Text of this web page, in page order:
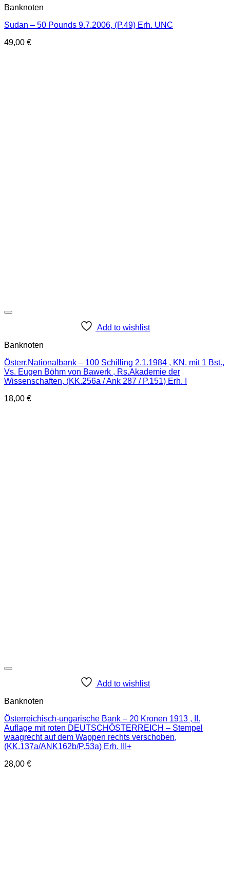
Banknoten
Sudan – 50 Pounds 9.7.2006, (P.49) Erh. UNC
49,00 €
Add to wishlist
Banknoten
Österr.Nationalbank – 100 Schilling 2.1.1984 , KN. mit 1 Bst.,
Vs. Eugen Böhm von Bawerk , Rs.Akademie der
Wissenschaften, (KK.256a / Ank 287 / P.151) Erh. I
18,00 €
Add to wishlist
Banknoten
Österreichisch-ungarische Bank – 20 Kronen 1913 , II.
Auflage mit roten DEUTSCHÖSTERREICH – Stempel
waagrecht auf dem Wappen rechts verschoben,
(KK.137a/ANK162b/P.53a) Erh. III+
28,00 €